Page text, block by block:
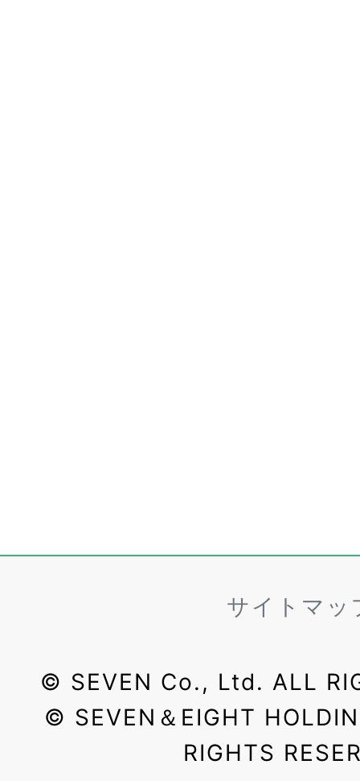
サイトマッ
© SEVEN Co., Ltd. ALL
© SEVEN＆EIGHT
RIGHTS